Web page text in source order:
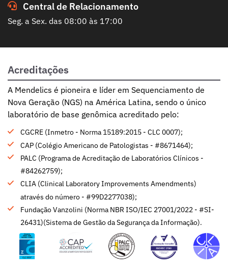
Central de Relacionamento
Seg. a Sex. das 08:00 às 17:00
Acreditações
A Mendelics é pioneira e líder em Sequenciamento de
Nova Geração (NGS) na América Latina, sendo o único
laboratório de base genômica acreditado pelo:
CGCRE (Inmetro - Norma 15189:2015 - CLC 0007);
CAP (Colégio Americano de Patologistas - #8671464);
PALC (Programa de Acreditação de Laboratórios Clínicos -
#84262759);
CLIA (Clinical Laboratory Improvements Amendments)
através do número - #99D2277038);
Fundação Vanzolini (Norma NBR ISO/IEC 27001/2022 - #SI-
26431)(Sistema de Gestão da Segurança da Informação).